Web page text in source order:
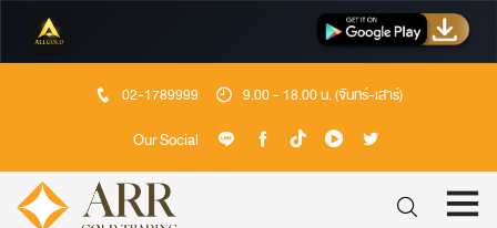
02-1789999 9.00 - 18.00 น. (จันทร์-เสาร์)
Our Social